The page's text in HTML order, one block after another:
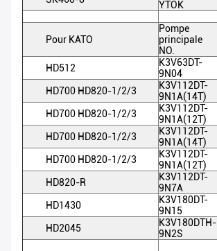
YTOK
Pour KATO
Pompe
principale
NO.
HD512
K3V63DT-
9N04
HD700 HD820-1/2/3
K3V112DT-
9N1A(14T)
HD700 HD820-1/2/3
K3V112DT-
9N1A(12T)
HD700 HD820-1/2/3
K3V112DT-
9N1A(14T)
HD700 HD820-1/2/3
K3V112DT-
9N1A(12T)
HD820-R
K3V112DT-
9N7A
HD1430
K3V180DT-
9N15
HD2045
K3V180DTH-
9N2S